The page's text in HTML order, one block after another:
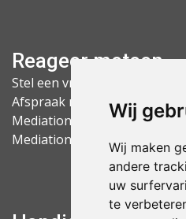
Wij
Wij maken
andere
uw
te
Reageer meteen
Stel een vraag
Afspraak maken
Mediation Arnhem
Mediation Nijmegen